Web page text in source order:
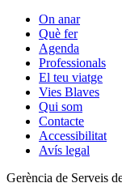
On anar
Què fer
Agenda
Professionals
El teu viatge
Vies Blaves
Qui som
Contacte
Accessibilitat
Avís legal
Gerència de Serveis